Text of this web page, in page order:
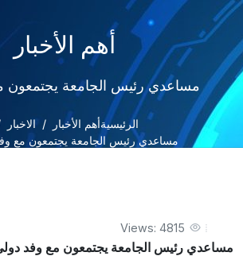
أهم الأخبار
مساعدي رئيس الجامعة يجتمعون
الرئيسيةأهم الأخبار
الاخبار
مساعدي رئيس الجامعة يجتمعون مع
Views: 4815
مساعدي رئيس الجامعة يجتمعون مع وفد